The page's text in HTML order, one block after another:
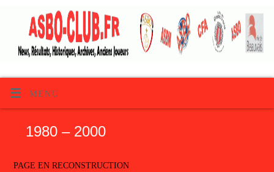
MENU
1980 – 2000
PAGE EN RECONSTRUCTION